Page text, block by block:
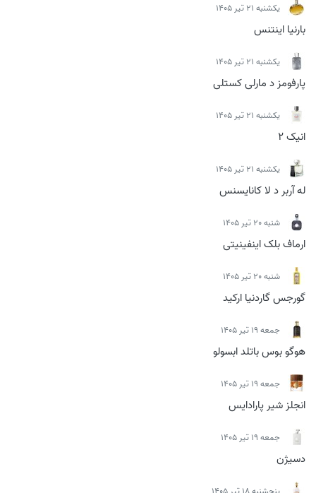
يكشنبه 21 تیر 1405
بارنیا اینتنس
يكشنبه 21 تیر 1405
پارفومز د مارلی کستلی
يكشنبه 21 تیر 1405
انیک 2
يكشنبه 21 تیر 1405
له آربر د لا کانایسنس
شنبه 20 تیر 1405
ارماف بلک اینفینیتی
شنبه 20 تیر 1405
گورجس گاردنیا ارکید
جمعه 19 تیر 1405
هوگو بوس باتلد ابسولو
جمعه 19 تیر 1405
انجلز شیر پارادایس
جمعه 19 تیر 1405
دسیژن